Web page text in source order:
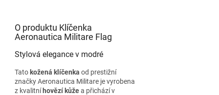
O produktu Klíčenka
Aeronautica Militare Flag
Stylová elegance v modré
Tato kožená klíčenka od prestižní
značky Aeronautica Militare je vyrobena
z kvalitní hovězí kůžea přichází v